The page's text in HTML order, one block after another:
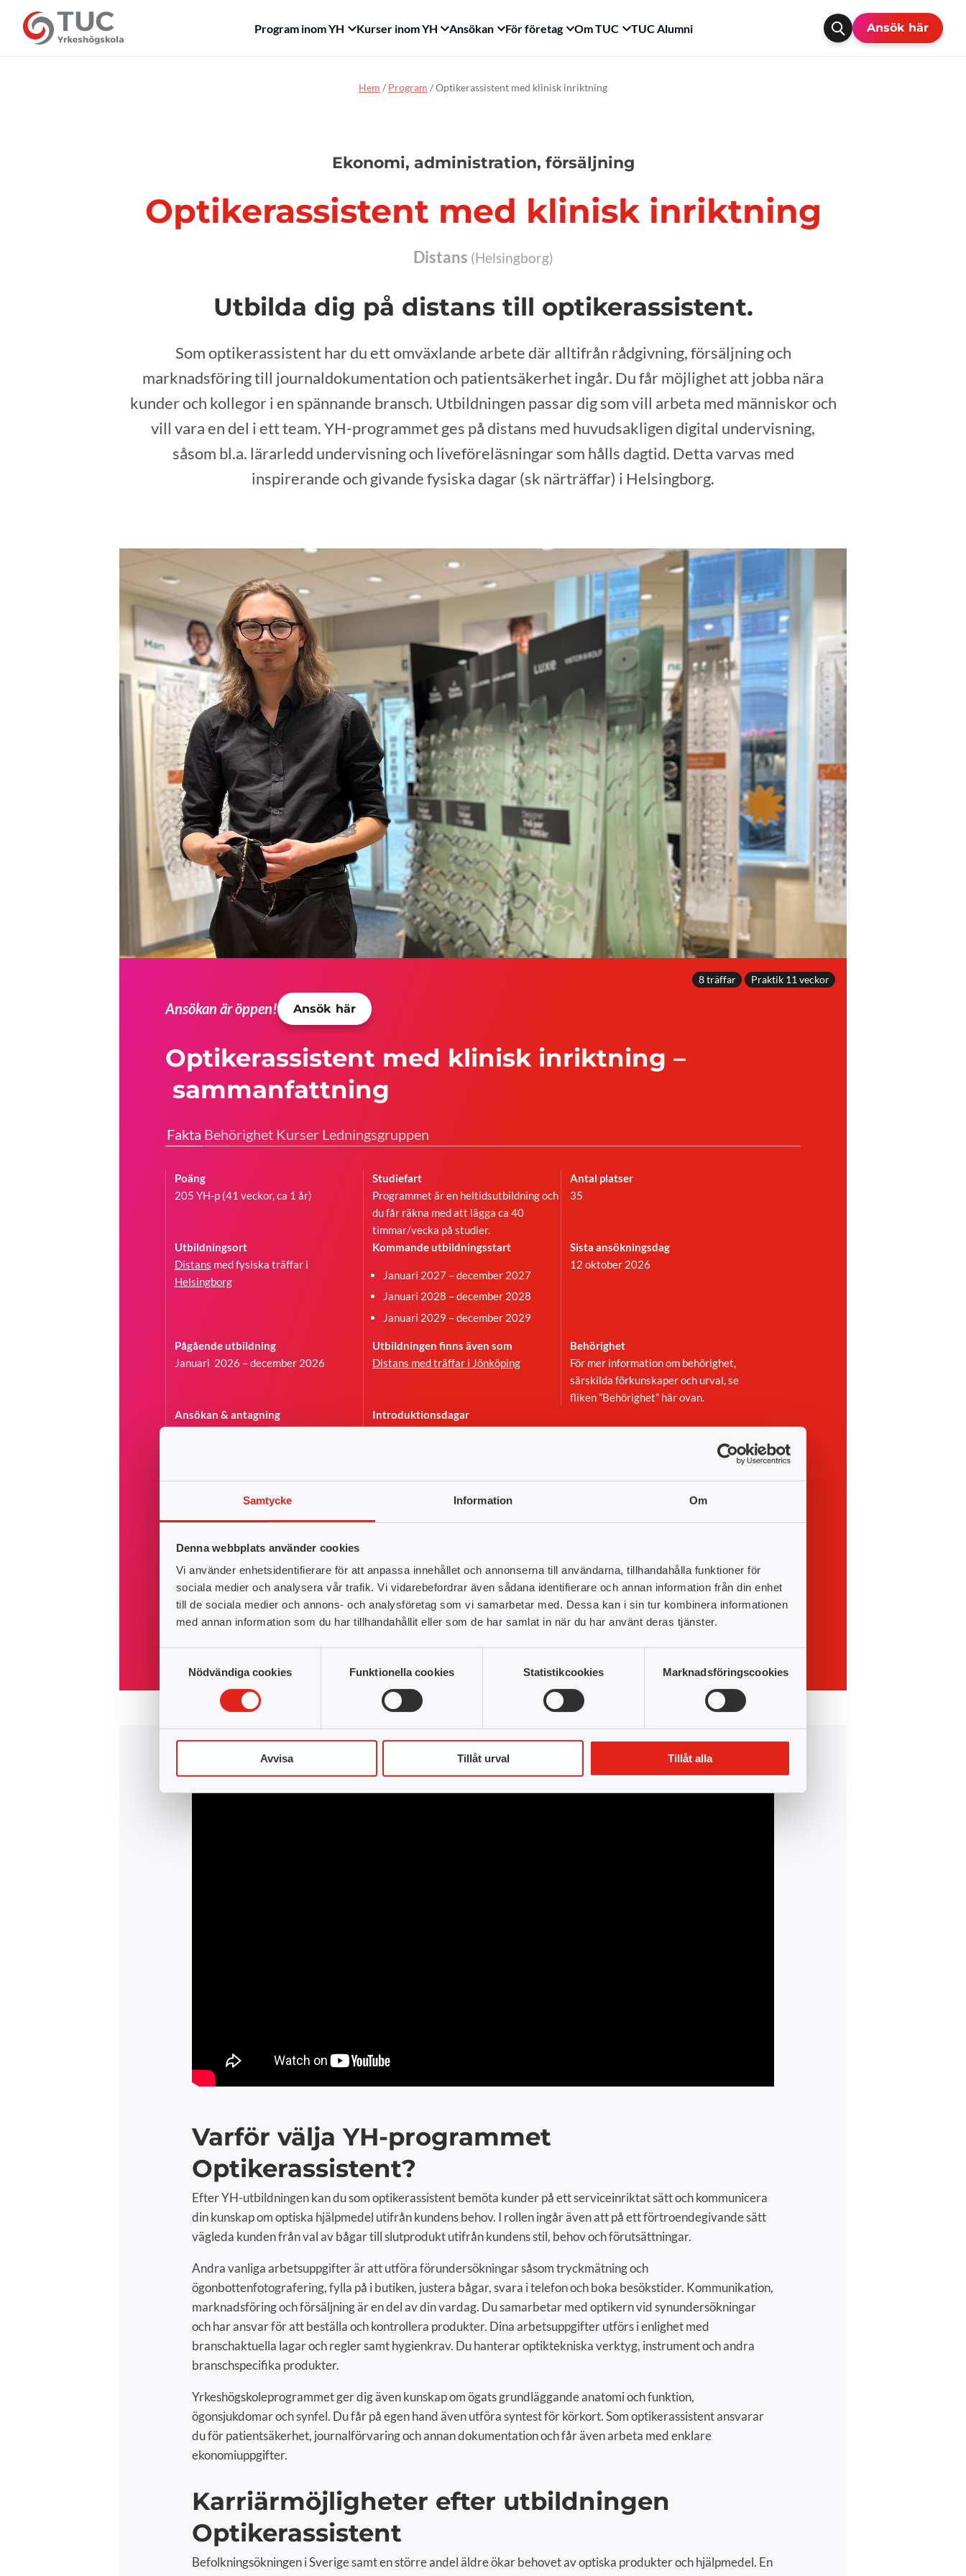
Samtycke Information Om
Denna webbplats använder cookies
Vi använder enhetsidentifierare för att anpassa innehållet och annonserna till användarna, tillhandahålla funktioner för
sociala medier och analysera vår trafik. Vi vidarebefordrar även sådana identifierare och annan information från din enhet
till de sociala medier och annons- och analysföretag som vi samarbetar med. Dessa kan i sin tur kombinera informationen
med annan information som du har tillhandahållit eller som de har samlat in när du har använt deras tjänster.
Nödvändiga cookies
Funktionella cookies Statistikcookies Marknadsföringscookies
Avvisa Tillåt urval Tillåt alla
Program inom YH Kurser inom YH Ansökan För företag Om TUC TUC Alumni Ansök här
Hem / Program /Optikerassistent med klinisk inriktning
Ekonomi, administration, försäljning
Optikerassistent med klinisk inriktning
Distans (Helsingborg)
Utbilda dig på distans till optikerassistent.
Som optikerassistent har du ett omväxlande arbete där alltifrån rådgivning, försäljning och
marknadsföring till journaldokumentation och patientsäkerhet ingår. Du får möjlighet att jobba nära
kunder och kollegor i en spännande bransch. Utbildningen passar dig som vill arbeta med människor och
vill vara en del i ett team. YH-programmet ges på distans med huvudsakligen digital undervisning,
såsom bl.a. lärarledd undervisning och liveföreläsningar som hålls dagtid. Detta varvas med
inspirerande och givande fysiska dagar (sk närträffar) i Helsingborg.
Ansökan är öppen! Ansök här
8 träffar Praktik 11 veckor
Optikerassistent med klinisk inriktning –
sammanfattning
Fakta Behörighet Kurser Ledningsgruppen
Poäng
205 YH-p (41 veckor, ca 1 år)
Studiefart
Programmet är en heltidsutbildning och
du får räkna med att lägga ca 40
timmar/vecka på studier.
Antal platser
35
Utbildningsort
Distans med fysiska träffar i
Helsingborg
Kommande utbildningsstart
Januari 2027 – december 2027
Januari 2028 – december 2028
Januari 2029 – december 2029
Sista ansökningsdag
12 oktober 2026
Pågående utbildning
Januari 2026 – december 2026
Utbildningen finns även som
Distans med träffar i Jönköping
Behörighet
För mer information om behörighet,
särskilda förkunskaper och urval, se
fliken ”Behörighet” här ovan.
Ansökan & antagning
eventuellt erbjuden plats.
Introduktionsdagar
gäller oavsett vilken studieform du ska
för mer information.
Varför välja YH-programmet
Optikerassistent?
Efter YH-utbildningen kan du som optikerassistent bemöta kunder på ett serviceinriktat sätt och kommunicera
din kunskap om optiska hjälpmedel utifrån kundens behov. I rollen ingår även att på ett förtroendegivande sätt
vägleda kunden från val av bågar till slutprodukt utifrån kundens stil, behov och förutsättningar.
Andra vanliga arbetsuppgifter är att utföra förundersökningar såsom tryckmätning och
ögonbottenfotografering, fylla på i butiken, justera bågar, svara i telefon och boka besökstider. Kommunikation,
marknadsföring och försäljning är en del av din vardag. Du samarbetar med optikern vid synundersökningar
och har ansvar för att beställa och kontrollera produkter. Dina arbetsuppgifter utförs i enlighet med
branschaktuella lagar och regler samt hygienkrav. Du hanterar optiktekniska verktyg, instrument och andra
branschspecifika produkter.
Yrkeshögskoleprogrammet ger dig även kunskap om ögats grundläggande anatomi och funktion,
ögonsjukdomar och synfel. Du får på egen hand även utföra syntest för körkort. Som optikerassistent ansvarar
du för patientsäkerhet, journalförvaring och annan dokumentation och får även arbeta med enklare
ekonomiuppgifter.
Karriärmöjligheter efter utbildningen
Optikerassistent
Befolkningsökningen i Sverige samt en större andel äldre ökar behovet av optiska produkter och hjälpmedel. En